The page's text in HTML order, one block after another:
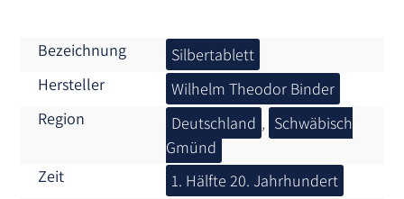
Bezeichnung
Silbertablett
Hersteller
Wilhelm Theodor Binder
Region
Deutschland , Schwäbisch
Gmünd
Zeit
1. Hälfte 20. Jahrhundert